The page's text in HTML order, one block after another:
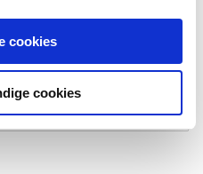
cookies
cookies
ANTALL
449,-
NETT